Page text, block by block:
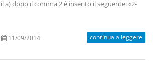
a) dopo il comma 2 è inserito il seguente: «2-
11/09/2014 continua a leggere